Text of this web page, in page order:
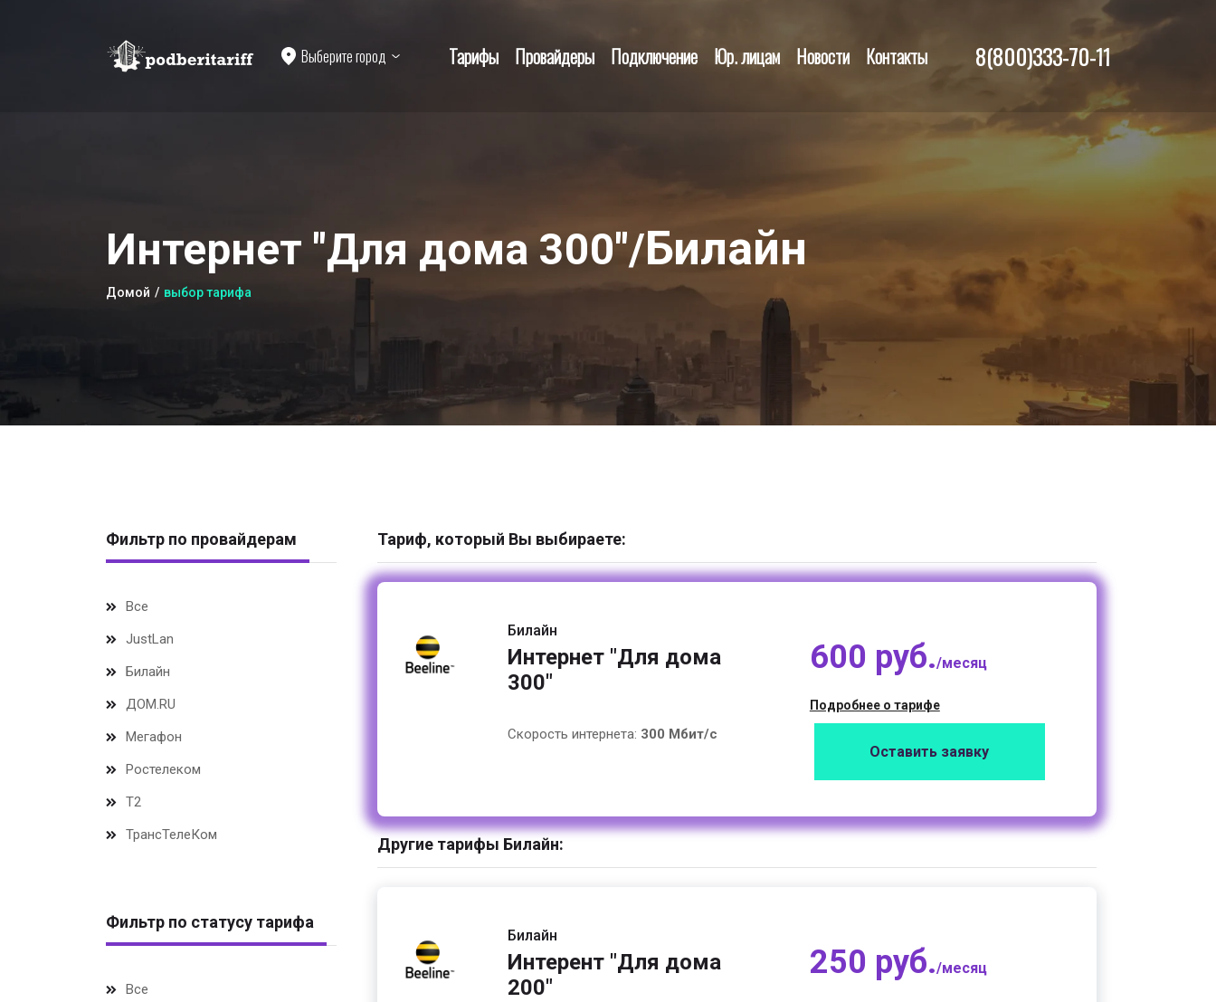
Выберите город Тарифы Провайдеры Подключение Юр. лицам Новости Контакты 8(800)333-70-11
Интернет "Для дома 300"/Билайн
Домой выбор тарифа
Фильтр по провайдерам
Все
JustLan
Билайн
ДОМ.RU
Мегафон
Ростелеком
Т2
ТрансТелеКом
Фильтр по статусу тарифа
Все
Тариф, который Вы выбираете:
Билайн
Интернет "Для дома
300"
Скорость интернета: 300 Мбит/с
600 руб./месяц
Подробнее о тарифе
Оставить заявку
Другие тарифы Билайн:
Билайн
Интерент "Для дома
200"
250 руб./месяц